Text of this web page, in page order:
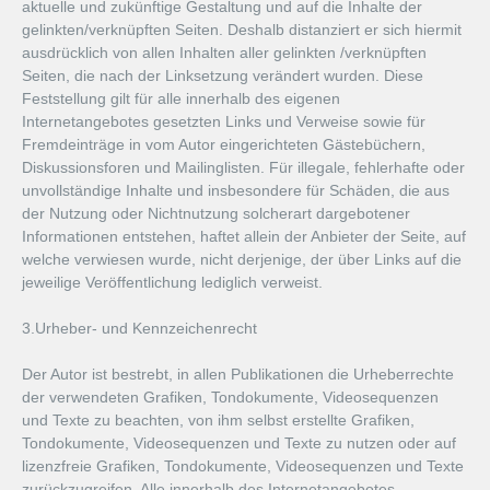
aktuelle und zukünftige Gestaltung und auf die Inhalte der
gelinkten/verknüpften Seiten. Deshalb distanziert er sich hiermit
ausdrücklich von allen Inhalten aller gelinkten /verknüpften
Seiten, die nach der Linksetzung verändert wurden. Diese
Feststellung gilt für alle innerhalb des eigenen
Internetangebotes gesetzten Links und Verweise sowie für
Fremdeinträge in vom Autor eingerichteten Gästebüchern,
Diskussionsforen und Mailinglisten. Für illegale, fehlerhafte oder
unvollständige Inhalte und insbesondere für Schäden, die aus
der Nutzung oder Nichtnutzung solcherart dargebotener
Informationen entstehen, haftet allein der Anbieter der Seite, auf
welche verwiesen wurde, nicht derjenige, der über Links auf die
jeweilige Veröffentlichung lediglich verweist.
3.Urheber- und Kennzeichenrecht
Der Autor ist bestrebt, in allen Publikationen die Urheberrechte
der verwendeten Grafiken, Tondokumente, Videosequenzen
und Texte zu beachten, von ihm selbst erstellte Grafiken,
Tondokumente, Videosequenzen und Texte zu nutzen oder auf
lizenzfreie Grafiken, Tondokumente, Videosequenzen und Texte